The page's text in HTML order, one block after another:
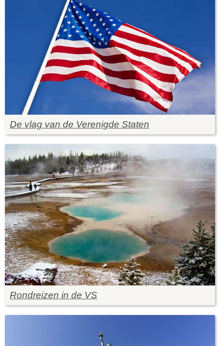
De vlag van de Verenigde Staten
Rondreizen in de VS